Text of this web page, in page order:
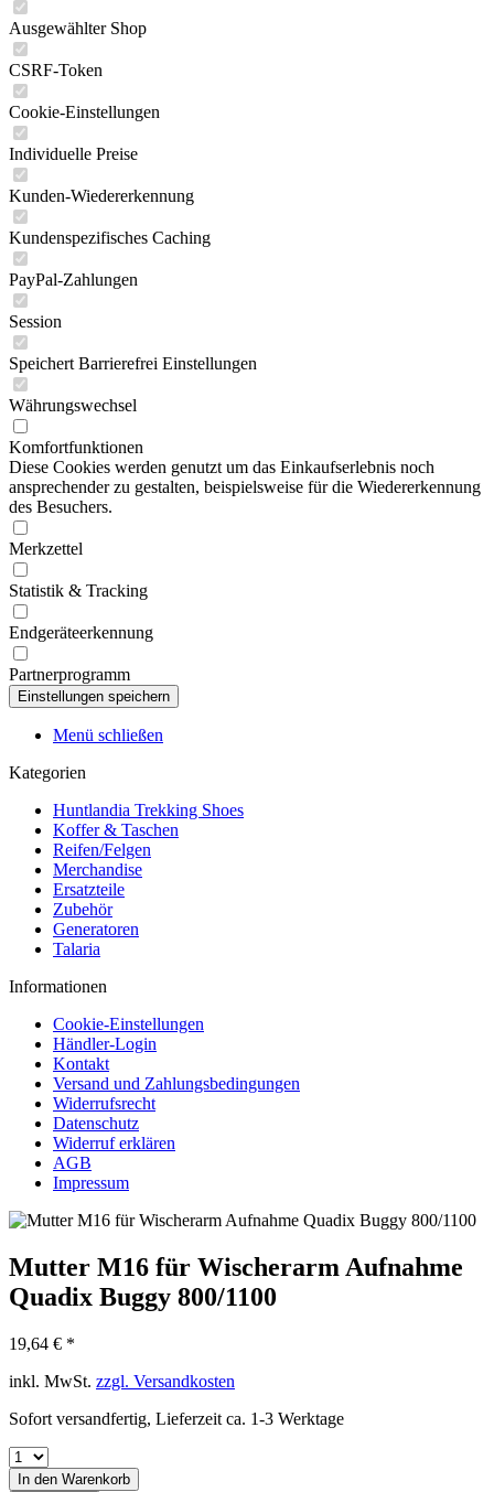
Ausgewählter Shop
CSRF-Token
Cookie-Einstellungen
Individuelle Preise
Kunden-Wiedererkennung
Kundenspezifisches Caching
PayPal-Zahlungen
Session
Speichert Barrierefrei Einstellungen
Währungswechsel
Komfortfunktionen
Diese Cookies werden genutzt um das Einkaufserlebnis noch
ansprechender zu gestalten, beispielsweise für die Wiedererkennung
des Besuchers.
Merkzettel
Statistik & Tracking
Endgeräteerkennung
Partnerprogramm
Menü schließen
Kategorien
Huntlandia Trekking Shoes
Koffer & Taschen
Reifen/Felgen
Merchandise
Ersatzteile
Zubehör
Generatoren
Talaria
Informationen
Cookie-Einstellungen
Händler-Login
Kontakt
Versand und Zahlungsbedingungen
Widerrufsrecht
Datenschutz
Widerruf erklären
AGB
Impressum
Mutter M16 für Wischerarm Aufnahme
Quadix Buggy 800/1100
19,64 € *
inkl. MwSt. zzgl. Versandkosten
Sofort versandfertig, Lieferzeit ca. 1-3 Werktage
In den Warenkorb